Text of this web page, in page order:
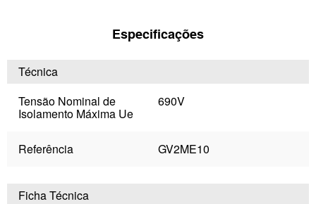
Especificações
Técnica
Tensão Nominal de
Isolamento Máxima Ue
690V
Referência GV2ME10
Ficha Técnica